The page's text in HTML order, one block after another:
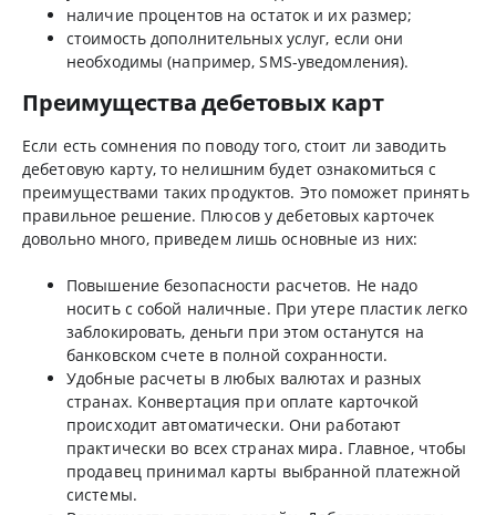
наличие процентов на остаток и их размер;
стоимость дополнительных услуг, если они
необходимы (например, SMS-уведомления).
Преимущества дебетовых карт
Если есть сомнения по поводу того, стоит ли заводить
дебетовую карту, то нелишним будет ознакомиться с
преимуществами таких продуктов. Это поможет принять
правильное решение. Плюсов у дебетовых карточек
довольно много, приведем лишь основные из них:
Повышение безопасности расчетов. Не надо
носить с собой наличные. При утере пластик легко
заблокировать, деньги при этом останутся на
банковском счете в полной сохранности.
Удобные расчеты в любых валютах и разных
странах. Конвертация при оплате карточкой
происходит автоматически. Они работают
практически во всех странах мира. Главное, чтобы
продавец принимал карты выбранной платежной
системы.